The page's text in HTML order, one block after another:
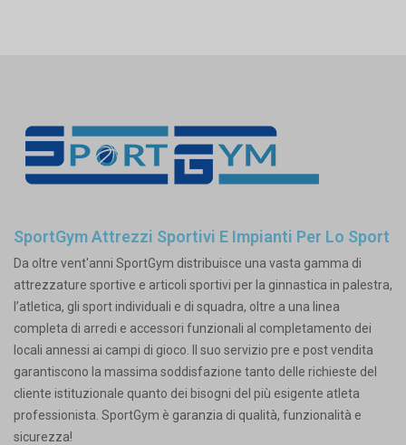
SportGym Attrezzi Sportivi E Impianti Per Lo Sport
Da oltre vent'anni SportGym distribuisce una vasta gamma di
attrezzature sportive e articoli sportivi per la ginnastica in palestra,
l’atletica, gli sport individuali e di squadra, oltre a una linea
completa di arredi e accessori funzionali al completamento dei
locali annessi ai campi di gioco. Il suo servizio pre e post vendita
garantiscono la massima soddisfazione tanto delle richieste del
cliente istituzionale quanto dei bisogni del più esigente atleta
professionista. SportGym è garanzia di qualità, funzionalità e
sicurezza!